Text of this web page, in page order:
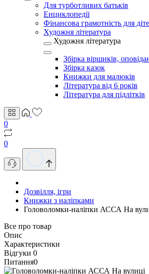
Для турботливих батьків
Енциклопедії
Фінансова грамотність для
Художня література
Художня література
Збірка віршиків,
Збірка казок
Книжки для малюків
Література від 6 років
Література для підлітків
0
0
Дозвілля, ігри
Книжки з наліпками
Головоломки-наліпки АССА На
Все про товар
Опис
Характеристики
Відгуки 0
Питання0